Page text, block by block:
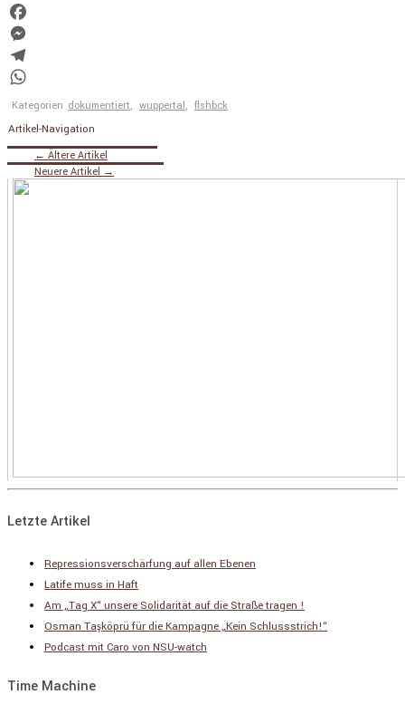
Twitter
Facebook
Messenger
Telegram
WhatsApp
Kategorien dokumentiert, wuppertal, flshbck
Artikel-Navigation
← Ältere Artikel
Neuere Artikel →
Letzte Artikel
Repressionsverschärfung auf allen Ebenen
Latife muss in Haft
Am „Tag X“ unsere Solidarität auf die Straße tragen !
Osman Taşköprü für die Kampagne „Kein Schlussstrich!“
Podcast mit Caro von NSU-watch
Time Machine